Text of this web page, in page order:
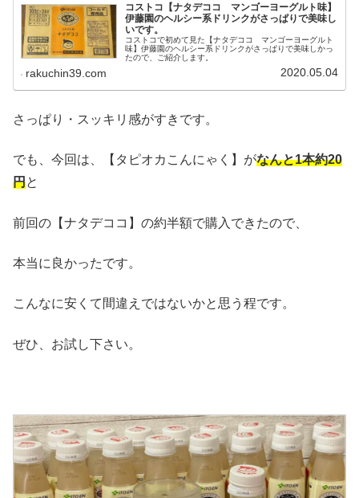
コストコ【ナタデココ マンゴーヨーグルト味】
伊藤園のヘルシー系ドリンクがさっぱりで美味し
いです。
コストコで初めて見た【ナタデココ マンゴーヨーグルト
味】伊藤園のヘルシー系ドリンクがさっぱりで美味しかっ
たので、ご紹介します。
rakuchin39.com 2020.05.04
さっぱり・スッキリ感がすきです。
でも、今回は、【タピオカこんにゃく】がなんと1本約20
円と
前回の【ナタデココ】の約半額で購入できたので、
本当に良かったです。
こんなに安くて間違えではないかと思う程です。
ぜひ、お試し下さい。